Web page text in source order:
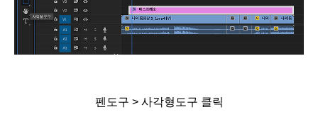
펜도구 > 사각형도구 클릭